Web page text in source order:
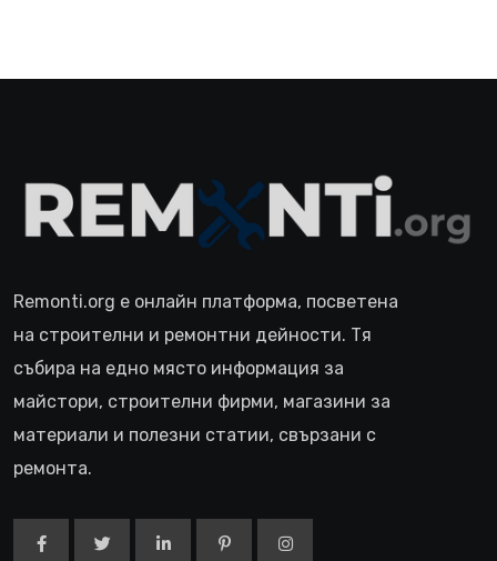
Remonti.org е онлайн платформа, посветена
на строителни и ремонтни дейности. Тя
събира на едно място информация за
майстори, строителни фирми, магазини за
материали и полезни статии, свързани с
ремонта.